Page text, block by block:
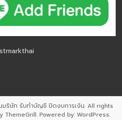
บริษัท รับทำบัญชี ปิดงบการเงิน. All rights
ThemeGrill. Powered by:WordPress.